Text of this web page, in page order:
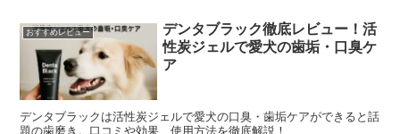
おすすめレビュー
デンタブラック徹底レビュー！活
性炭ジェルで愛犬の歯垢・口臭ケ
ア
デンタブラックは活性炭ジェルで愛犬の口臭・歯垢ケアができると話
題の歯磨き。口コミや効果、使用方法を徹底解説！